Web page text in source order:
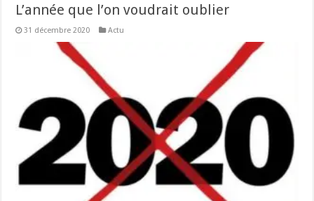
L’année que l’on voudrait oublier
31 décembre 2020 Actu